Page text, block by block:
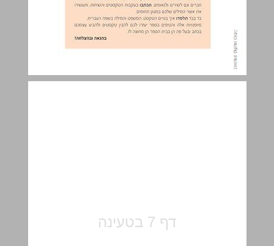
שיעור 1: חזרה ... 7